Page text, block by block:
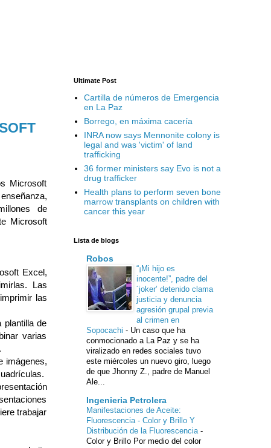
Microsoft
de
Microsoft
Excel,
Las
las
plantilla de
varias
imágenes,
trabajar
Ultimate Post
Cartilla de números de Emergencia
en La Paz
Borrego, en máxima cacería
INRA now says Mennonite colony is
legal and was 'victim' of land
trafficking
36 former ministers say Evo is not a
drug trafficker
Health plans to perform seven bone
marrow transplants on children with
cancer this year
Lista de blogs
Robos
“¡Mi hijo es
inocente!”, padre del
´joker’ detenido clama
justicia y denuncia
agresión grupal previa
al crimen en
Sopocachi - Un caso que ha
conmocionado a La Paz y se ha
viralizado en redes sociales tuvo
este miércoles un nuevo giro, luego
de que Jhonny Z., padre de Manuel
Ale...
Ingenieria Petrolera
Manifestaciones de Aceite:
Fluorescencia - Color y Brillo Y
Distribución de la Fluorescencia -
Color y Brillo Por medio del color